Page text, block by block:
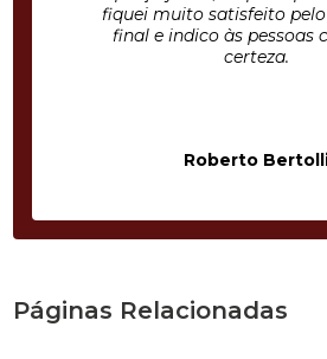
fiquei muito satisfeito
final e indico às pessoas
certeza.
Roberto
Páginas Relacionadas